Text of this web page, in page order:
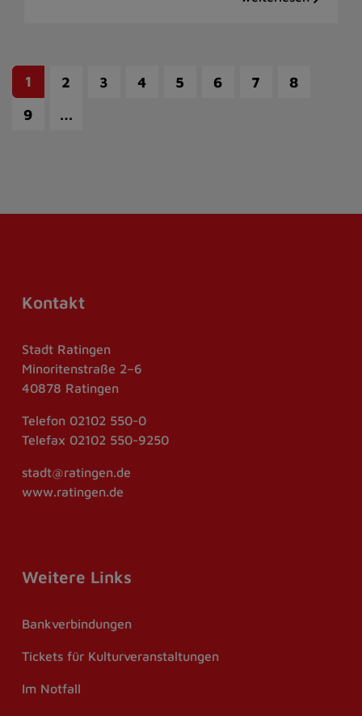
1 2 3 4 5 6 7
8
9
…
Kontakt
Stadt Ratingen
Minoritenstraße 2–6
40878 Ratingen
Telefon 02102 550-0
Telefax 02102 550-9250
stadt@ratingen.de
www.ratingen.de
Weitere Links
Bankverbindungen
Tickets für Kulturveranstaltungen
Im Notfall